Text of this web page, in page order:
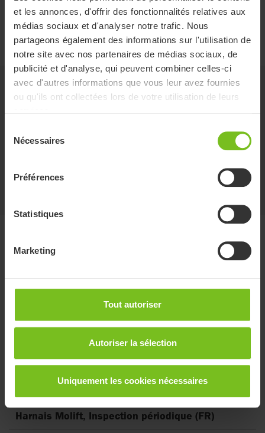
et les annonces, d'offrir des fonctionnalités relatives aux
médias sociaux et d'analyser notre trafic. Nous
partageons également des informations sur l'utilisation de
notre site avec nos partenaires de médias sociaux, de
publicité et d'analyse, qui peuvent combiner celles-ci
avec d'autres informations que vous leur avez fournies
ou qu'ils ont collectées lors de votre utilisation de leurs
Nécessaires
Préférences
Statistiques
Marketing
Tout autoriser
Autoriser la sélection
Uniquement les cookies nécessaires
Guides des Tailles
Accessoires
Documents
Réinitialiser les filtres
Inspection périodique
Harnais Molift, Inspection périodique (FR)